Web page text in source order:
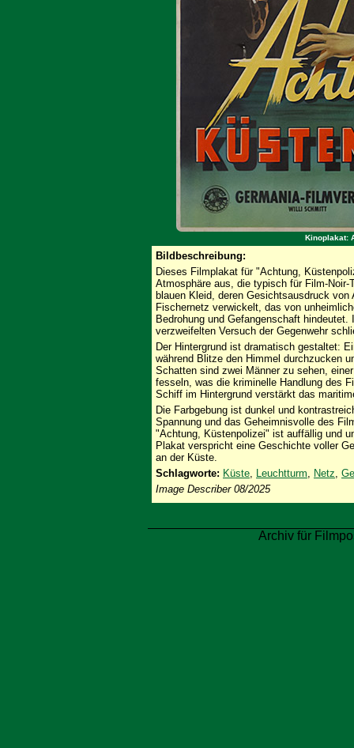
Kinoplakat:
Bildbeschreibung:
Dieses Filmplakat für "Achtung,
Atmosphäre aus, die typisch für Film-
blauen Kleid, deren Gesichtsausdruck
Fischernetz verwickelt, das von
Bedrohung und Gefangenschaft
verzweifelten Versuch der Gegenwehr
Der Hintergrund ist dramatisch gestaltet:
während Blitze den Himmel durchzucken
Schatten sind zwei Männer zu sehen,
fesseln, was die kriminelle Handlung des
Schiff im Hintergrund verstärkt das
Die Farbgebung ist dunkel und
Spannung und das Geheimnisvolle des
"Achtung, Küstenpolizei" ist auffällig und
Plakat verspricht eine Geschichte voller
an der Küste.
Schlagworte: Küste, Leuchtturm, Netz,
Image Describer 08/2025
Archiv für